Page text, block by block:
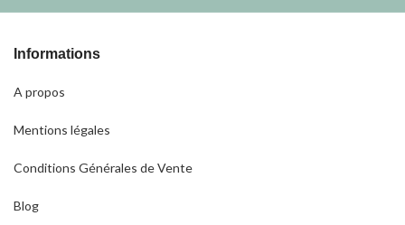
Informations
A propos
Mentions légales
Conditions Générales de Vente
Blog